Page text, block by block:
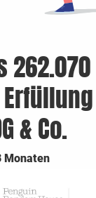
262.070
& Co.
Monaten